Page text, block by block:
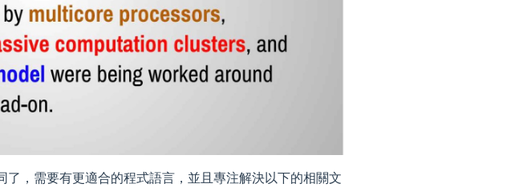
，需要有更適合的程式語言，並且專注解決以下的相關文